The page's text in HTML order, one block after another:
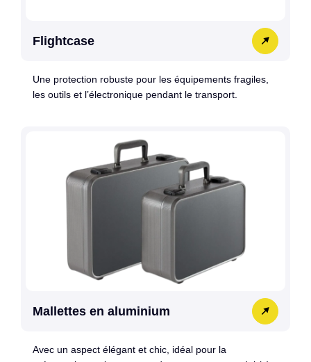
Flightcase
Une protection robuste pour les équipements fragiles,
les outils et l’électronique pendant le transport.
Mallettes en aluminium
Avec un aspect élégant et chic, idéal pour la